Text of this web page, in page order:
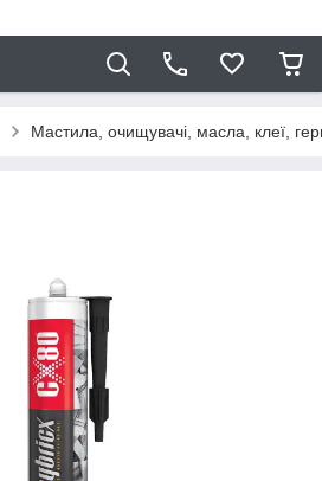
Мастила, очищувачі, масла, клеї,